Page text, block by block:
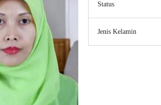
Status
Jenis Kelamin